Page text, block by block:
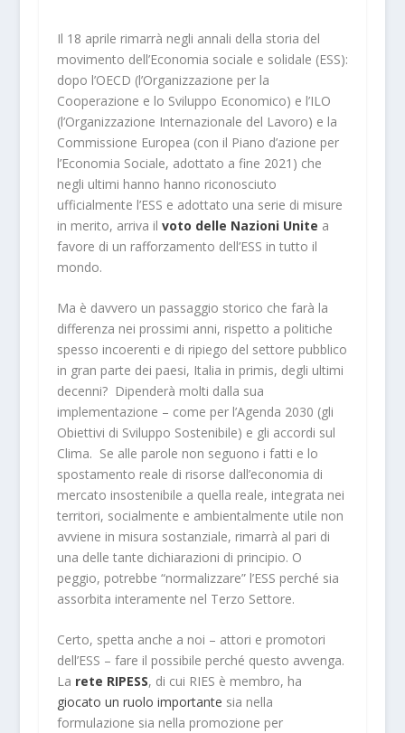
Il 18 aprile rimarrà negli annali della storia del
movimento dell’Economia sociale e solidale (ESS):
dopo l’OECD (l’Organizzazione per la
Cooperazione e lo Sviluppo Economico) e l’ILO
(l’Organizzazione Internazionale del Lavoro) e la
Commissione Europea (con il Piano d’azione per
l’Economia Sociale, adottato a fine 2021) che
negli ultimi hanno hanno riconosciuto
ufficialmente l’ESS e adottato una serie di misure
in merito, arriva il voto delle Nazioni Unite a
favore di un rafforzamento dell’ESS in tutto il
mondo.
Ma è davvero un passaggio storico che farà la
differenza nei prossimi anni, rispetto a politiche
spesso incoerenti e di ripiego del settore pubblico
in gran parte dei paesi, Italia in primis, degli ultimi
decenni? Dipenderà molti dalla sua
implementazione – come per l’Agenda 2030 (gli
Obiettivi di Sviluppo Sostenibile) e gli accordi sul
Clima. Se alle parole non seguono i fatti e lo
spostamento reale di risorse dall’economia di
mercato insostenibile a quella reale, integrata nei
territori, socialmente e ambientalmente utile non
avviene in misura sostanziale, rimarrà al pari di
una delle tante dichiarazioni di principio. O
peggio, potrebbe “normalizzare” l’ESS perché sia
assorbita interamente nel Terzo Settore.
Certo, spetta anche a noi – attori e promotori
dell’ESS – fare il possibile perché questo avvenga.
La rete RIPESS, di cui RIES è membro, ha
giocato un ruolo importante sia nella
formulazione sia nella promozione per